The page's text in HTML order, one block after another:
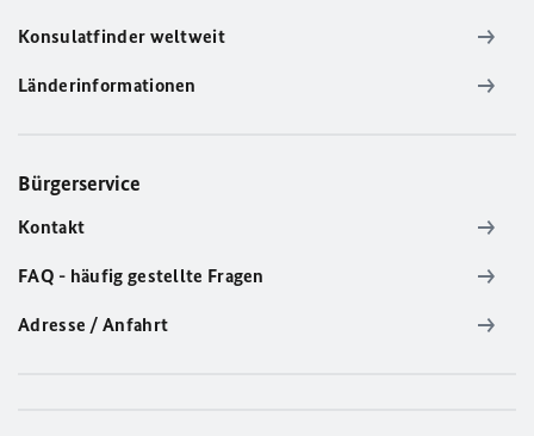
Konsulatfinder weltweit
Länderinformationen
Bürgerservice
Kontakt
FAQ - häufig gestellte Fragen
Adresse / Anfahrt